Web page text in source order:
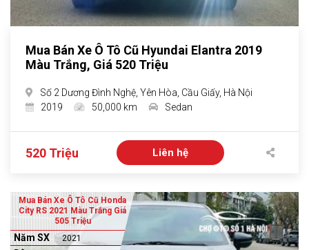
Mua Bán Xe Ô Tô Cũ Hyundai Elantra 2019
Màu Trắng, Giá 520 Triệu
Số 2 Dương Đình Nghệ, Yên Hòa, Cầu Giấy, Hà Nội
2019
50,000 km Sedan
520 Triệu Liên hệ
Mua Bán Xe Ô Tô Cũ Honda
City RS 2021 Màu Trắng Giá
505 Triệu
Năm SX 2021